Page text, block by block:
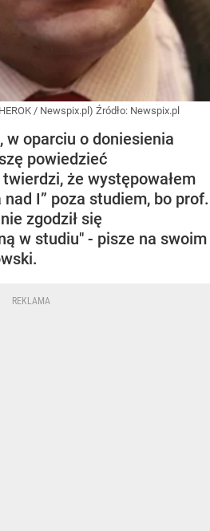
/ Newspix.pl) Źródło: Newspix.pl
w oparciu o doniesienia
powiedzieć
że występowałem
I” poza studiem, bo prof.
zgodził się
w studiu" - pisze na swoim